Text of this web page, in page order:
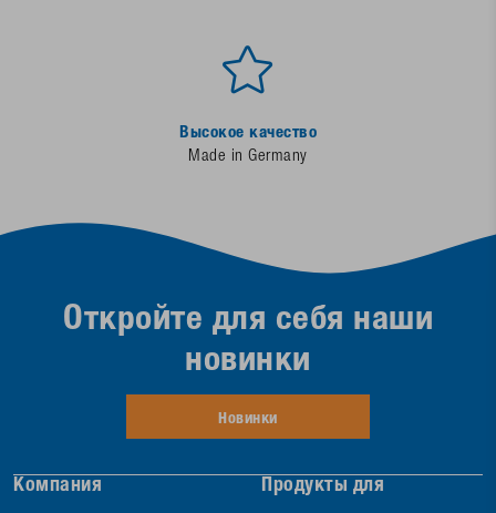
Высокое качество
Made in Germany
Компания Продукты для
Откройте для себя наши
новинки
Новинки